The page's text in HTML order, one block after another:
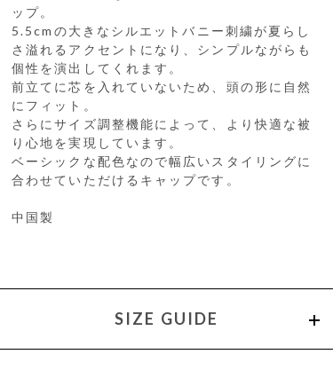
ップ。
5.5cmの大きなシルエットバニー刺繍が夏らし
さ溢れるアクセントになり、シンプルながらも
個性を演出してくれます。
前立てに芯を入れていないため、頭の形に自然
にフィット。
さらにサイズ調整機能によって、より快適な被
り心地を実現しています。
ベーシックな配色なので幅広いスタイリングに
合わせていただけるキャップです。
中国製
SIZE GUIDE